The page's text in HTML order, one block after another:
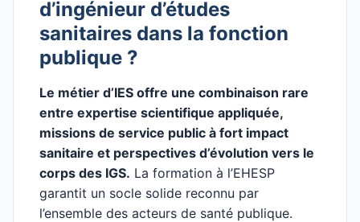
d’ingénieur d’études
sanitaires dans la fonction
publique ?
Le métier d’IES offre une combinaison rare
entre expertise scientifique appliquée,
missions de service public à fort impact
sanitaire et perspectives d’évolution vers le
corps des IGS. La formation à l’EHESP
garantit un socle solide reconnu par
l’ensemble des acteurs de santé publique.